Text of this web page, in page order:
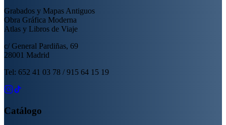
Grabados y Mapas Antiguos
Obra Gráfica Moderna
Atlas y Libros de Viaje
c/ General Pardiñas, 69
28001 Madrid
Tel: 652 41 03 78 / 915 64 15 19
Catálogo